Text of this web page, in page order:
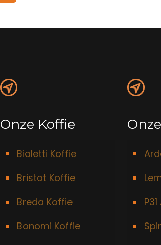
Onze Koffie
Bialetti Koffie
Bristot Koffie
Breda Koffie
Bonomi Koffie